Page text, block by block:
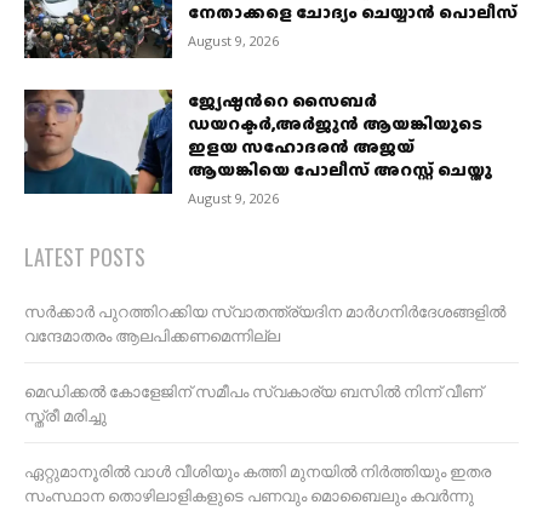
നേതാക്കളെ ചോദ്യം ചെയ്യാൻ പൊലീസ്
August 9, 2026
ജ്യേഷ്ഠന്‍റെ സൈബര്‍
ഡയറക്ടര്‍,അർജുൻ ആയങ്കിയുടെ
ഇളയ സഹോദരൻ അജയ്
ആയങ്കിയെ പോലീസ് അറസ്റ്റ് ചെയ്തു
August 9, 2026
LATEST POSTS
സര്‍ക്കാര്‍ പുറത്തിറക്കിയ സ്വാതന്ത്ര്യദിന മാര്‍ഗനിര്‍ദേശങ്ങളില്‍
വന്ദേമാതരം ആലപിക്കണമെന്നില്ല
മെഡിക്കൽ കോളേജിന് സമീപം സ്വകാര്യ ബസിൽ നിന്ന് വീണ്
സ്ത്രീ മരിച്ചു
ഏറ്റുമാനൂരിൽ വാൾ വീശിയും കത്തി മുനയിൽ നിർത്തിയും ഇതര
സംസ്ഥാന തൊഴിലാളികളുടെ പണവും മൊബൈലും കവർന്നു